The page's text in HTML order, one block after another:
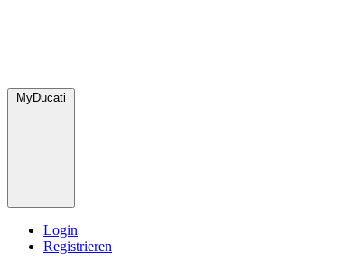
MyDucati
Login
Registrieren